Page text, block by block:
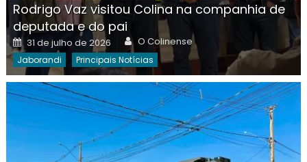
Rodrigo Vaz visitou Colina na companhia de
deputada e do pai
Posted
on
31 de julho de 2026 Author
O Colinense
Jaborandi Principais Notícias